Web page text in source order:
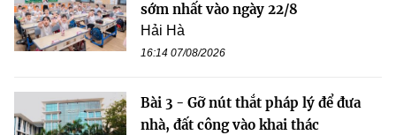
sớm nhất vào ngày 22/8
Hải Hà
16:14 07/08/2026
Bài 3 - Gỡ nút thắt pháp lý để đưa
nhà, đất công vào khai thác